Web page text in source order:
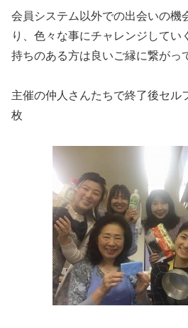
会員システム以外での出会いの機
り、色々な事にチャレンジしてい
持ちのある方は良いご縁に繋がっ
主催の仲人さんたちで終了後セル
枚